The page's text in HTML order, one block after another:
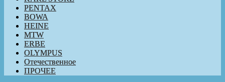
PENTAX
BOWA
HEINE
MTW
ERBE
OLYMPUS
Отечественное
ПРОЧЕЕ